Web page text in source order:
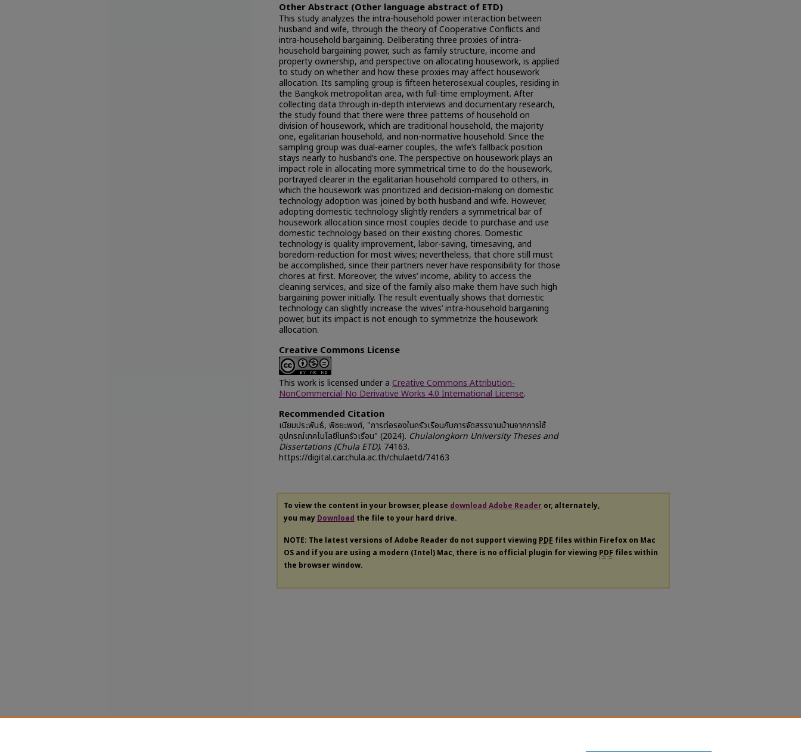
Other Abstract (Other language abstract of ETD)
This study analyzes the intra-household power interaction between
husband and wife, through the theory of Cooperative Conflicts and
intra-household bargaining. Deliberating three proxies of intra-
household bargaining power, such as family structure, income and
property ownership, and perspective on allocating housework, is applied
to study on whether and how these proxies may affect housework
allocation. Its sampling group is fifteen heterosexual couples, residing in
the Bangkok metropolitan area, with full-time employment. After
collecting data through in-depth interviews and documentary research,
the study found that there were three patterns of household on
division of housework, which are traditional household, the majority
one, egalitarian household, and non-normative household. Since the
sampling group was dual-earner couples, the wife’s fallback position
stays nearly to husband’s one. The perspective on housework plays an
impact role in allocating more symmetrical time to do the housework,
portrayed clearer in the egalitarian household compared to others, in
which the housework was prioritized and decision-making on domestic
technology adoption was joined by both husband and wife. However,
adopting domestic technology slightly renders a symmetrical bar of
housework allocation since most couples decide to purchase and use
domestic technology based on their existing chores. Domestic
technology is quality improvement, labor-saving, timesaving, and
boredom-reduction for most wives; nevertheless, that chore still must
be accomplished, since their partners never have responsibility for those
chores at first. Moreover, the wives’ income, ability to access the
cleaning services, and size of the family also make them have such high
bargaining power initially. The result eventually shows that domestic
technology can slightly increase the wives’ intra-household bargaining
power, but its impact is not enough to symmetrize the housework
allocation.
Creative Commons License
This work is licensed under a Creative Commons Attribution-
NonCommercial-No Derivative Works 4.0 International License.
Recommended Citation
เนียมประพันธ์, พิชยะพงศ์, "การต่อรองในครัวเรือนกับการจัดสรรงานบ้านจากการใช้
อุปกรณ์เทคโนโลยีในครัวเรือน" (2024). Chulalongkorn University Theses and
Dissertations (Chula ETD). 74163.
https://digital.car.chula.ac.th/chulaetd/74163
To view the content in your browser, please download Adobe Reader or, alternately,
you may Download the file to your hard drive.
NOTE: The latest versions of Adobe Reader do not support viewing PDF files within Firefox on Mac
OS and if you are using a modern (Intel) Mac, there is no official plugin for viewing PDF files within
the browser window.